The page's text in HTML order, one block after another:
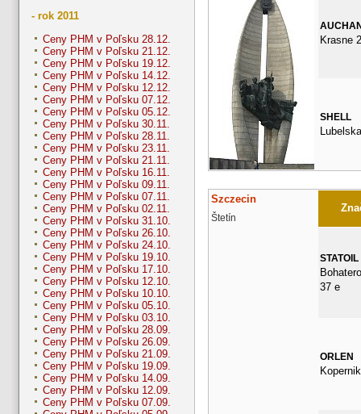
- rok 2011
Ceny PHM v Poľsku 28.12.
Ceny PHM v Poľsku 21.12.
Ceny PHM v Poľsku 19.12.
Ceny PHM v Poľsku 14.12.
Ceny PHM v Poľsku 12.12.
Ceny PHM v Poľsku 07.12.
Ceny PHM v Poľsku 05.12.
Ceny PHM v Poľsku 30.11.
Ceny PHM v Poľsku 28.11.
Ceny PHM v Poľsku 23.11.
Ceny PHM v Poľsku 21.11.
Ceny PHM v Poľsku 16.11.
Ceny PHM v Poľsku 09.11.
Ceny PHM v Poľsku 07.11.
Ceny PHM v Poľsku 02.11.
Ceny PHM v Poľsku 31.10.
Ceny PHM v Poľsku 26.10.
Ceny PHM v Poľsku 24.10.
Ceny PHM v Poľsku 19.10.
Ceny PHM v Poľsku 17.10.
Ceny PHM v Poľsku 12.10.
Ceny PHM v Poľsku 10.10.
Ceny PHM v Poľsku 05.10.
Ceny PHM v Poľsku 03.10.
Ceny PHM v Poľsku 28.09.
Ceny PHM v Poľsku 26.09.
Ceny PHM v Poľsku 21.09.
Ceny PHM v Poľsku 19.09.
Ceny PHM v Poľsku 14.09.
Ceny PHM v Poľsku 12.09.
Ceny PHM v Poľsku 07.09.
Krasne
SHELL
Szczecin
Štetín
STATOIL
37 e
ORLEN